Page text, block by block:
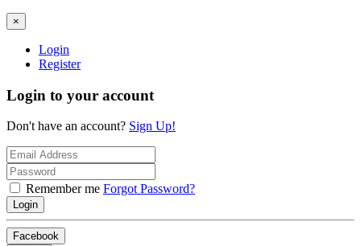
×
Login
Register
Login to your account
Don't have an account? Sign Up!
Remember me Forgot Password?
Login
Facebook